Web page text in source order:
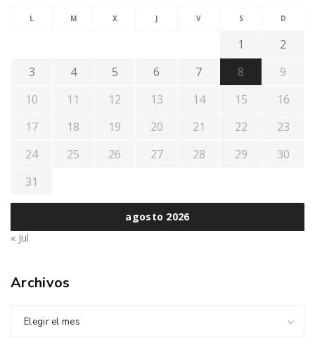
agosto 2026
L M X J V S D
1
2
3
4 5 6 7 8
9
10
11 12 13 14 15
16
17
18 19 20 21 22
23
24
25 26 27 28 29
30
31
« Jul
Archivos
Elegir el mes